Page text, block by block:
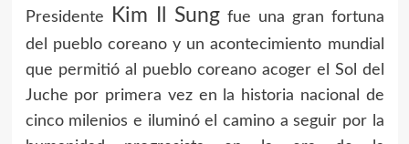
Presidente
Kim Il Sungfue una gran fortuna
del pueblo coreano y un acontecimiento mundial
que permitió al pueblo coreano acoger el Sol del
Juche por primera vez en la historia nacional de
cinco milenios e iluminó el camino a seguir por la